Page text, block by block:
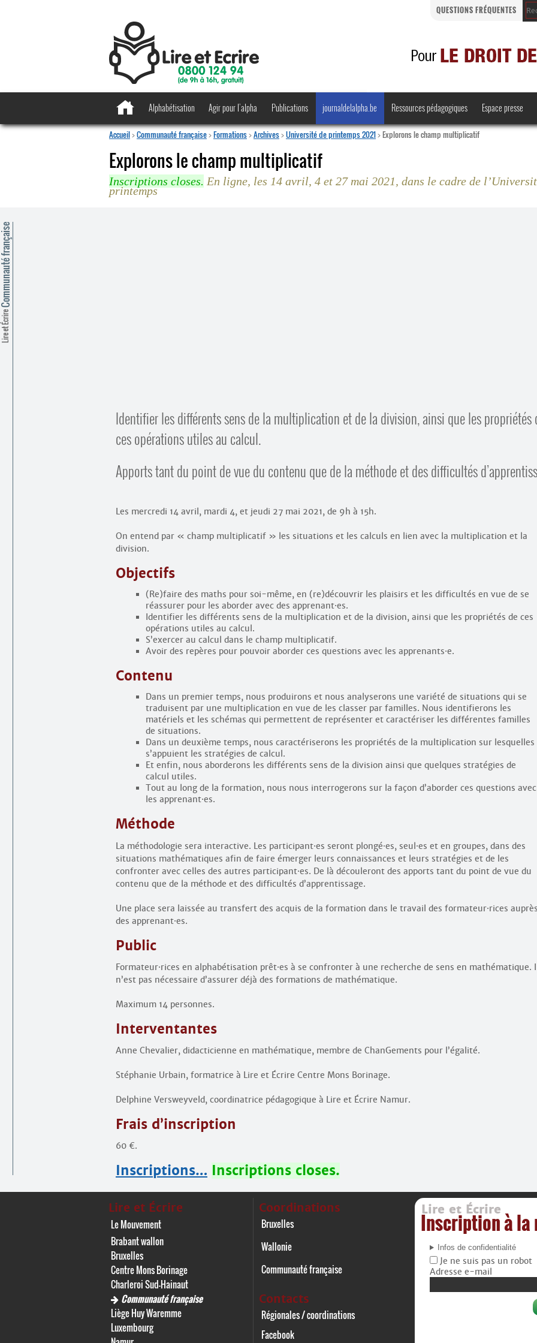
QUESTIONS FRÉQUENTES
Alphabétisation Agir pour l’alpha Publications journaldelalpha.be Ressources pédagogiques Espace presse
Accueil>Communauté française>Formations>Archives>Université de printemps 2021>Explorons le champ multiplicatif
Explorons le champ multiplicatif
Inscriptions closes. En ligne, les 14 avril, 4 et 27 mai 2021, dans le cadre de
printemps
Lire et Écrire
française
Identifier les différents sens de la multiplication et de la division, ainsi que les propriétés
ces opérations utiles au calcul.
Apports tant du point de vue du contenu que de la méthode et des difficultés
Les mercredi 14 avril, mardi 4, et jeudi 27 mai 2021, de 9h à 15h.
On entend par « champ multiplicatif » les situations et les calculs en lien avec la multiplication et la
division.
Objectifs
(Re)faire des maths pour soi-même, en (re)découvrir les plaisirs et les difficultés en vue de se
réassurer pour les aborder avec des apprenant·es.
Identifier les différents sens de la multiplication et de la division, ainsi que les propriétés de ces
opérations utiles au calcul.
S’exercer au calcul dans le champ multiplicatif.
Avoir des repères pour pouvoir aborder ces questions avec les apprenants·e.
Contenu
Dans un premier temps, nous produirons et nous analyserons une variété de situations qui se
traduisent par une multiplication en vue de les classer par familles. Nous identifierons les
matériels et les schémas qui permettent de représenter et caractériser les différentes familles
de situations.
Dans un deuxième temps, nous caractériserons les propriétés de la multiplication sur lesquelles
s’appuient les stratégies de calcul.
Et enfin, nous aborderons les différents sens de la division ainsi que quelques stratégies de
calcul utiles.
Tout au long de la formation, nous nous interrogerons sur la façon d’aborder ces questions avec
les apprenant·es.
Méthode
La méthodologie sera interactive. Les participant·es seront plongé·es, seul·es et en groupes, dans des
situations mathématiques afin de faire émerger leurs connaissances et leurs stratégies et de les
confronter avec celles des autres participant·es. De là découleront des apports tant du point de vue du
contenu que de la méthode et des difficultés d’apprentissage.
Une place sera laissée au transfert des acquis de la formation dans le travail des formateur·rices
des apprenant·es.
Public
Formateur·rices en alphabétisation prêt·es à se confronter à une recherche de sens en mathématique.
n’est pas nécessaire d’assurer déjà des formations de mathématique.
Maximum 14 personnes.
Interventantes
Anne Chevalier, didacticienne en mathématique, membre de ChanGements pour l’égalité.
Stéphanie Urbain, formatrice à Lire et Écrire Centre Mons Borinage.
Delphine Versweyveld, coordinatrice pédagogique à Lire et Écrire Namur.
Frais d’inscription
60 €.
Inscriptions… Inscriptions closes.
Lire et Écrire
Le Mouvement
Brabant wallon
Bruxelles
Centre Mons Borinage
Charleroi Sud-Hainaut
Communauté française
Liège Huy Waremme
Luxembourg
Coordinations
Bruxelles
Wallonie
Communauté française
Contacts
Régionales / coordinations
Facebook
Lire et Écrire
Inscription à la
Infos de confidentialité
Je ne suis pas un robot
Adresse e-mail